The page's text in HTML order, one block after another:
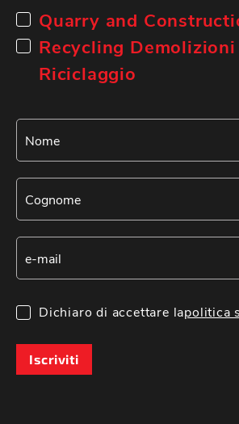
Quarry and
Recycling
Riciclaggio
Dichiaro di accettare lapolitica
Iscriviti